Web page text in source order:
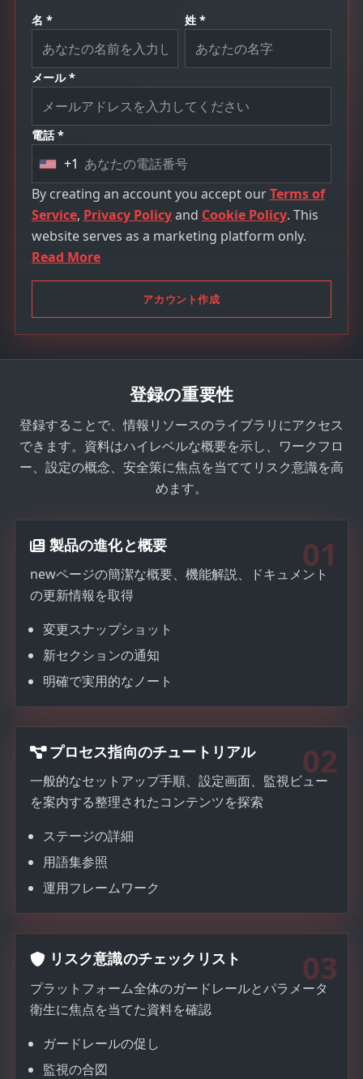
名 * 姓 *
メール *
電話 *
U
n
i
t
e
t
a
t
+
1
+1
By creating an account you accept ourTerms of
Service, Privacy Policyand Cookie Policy. This
website serves as a marketing platform only.
Read More
アカウント作成
登録の重要性
登録することで、情報リソースのライブラリにアクセス
できます。資料はハイレベルな概要を示し、ワークフロ
ー、設定の概念、安全策に焦点を当ててリスク意識を高
めます。
01
製品の進化と概要
newページの簡潔な概要、機能解説、ドキュメント
の更新情報を取得
変更スナップショット
新セクションの通知
明確で実用的なノート
02
プロセス指向のチュートリアル
一般的なセットアップ手順、設定画面、監視ビュー
を案内する整理されたコンテンツを探索
ステージの詳細
用語集参照
運用フレームワーク
03
リスク意識のチェックリスト
プラットフォーム全体のガードレールとパラメータ
衛生に焦点を当てた資料を確認
ガードレールの促し
監視の合図